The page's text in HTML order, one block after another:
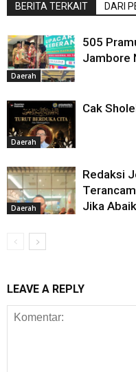
BERITA TERKAIT DARI
Daerah
505
Jambore
Daerah
Cak
Daerah
Redaksi
Jika
LEAVE A REPLY